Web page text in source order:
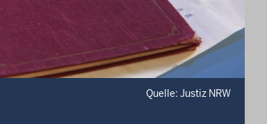
Quelle: Justiz NRW